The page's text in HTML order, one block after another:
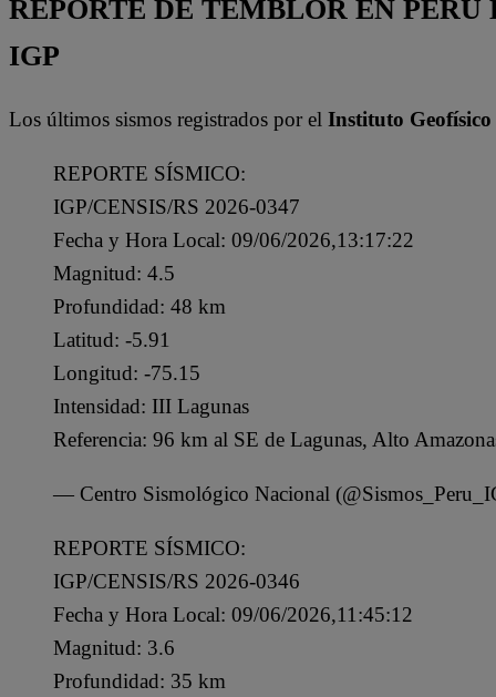
REPORTE DE TEMBLOR EN PERÚ
IGP
Los últimos sismos registrados por el Instituto
REPORTE SÍSMICO:
IGP/CENSIS/RS 2026-0347
Fecha y Hora Local: 09/06/2026,13:17:22
Magnitud: 4.5
Profundidad: 48 km
Latitud: -5.91
Longitud: -75.15
Intensidad: III Lagunas
Referencia: 96 km al SE de Lagunas, Alto
— Centro Sismológico Nacional
REPORTE SÍSMICO:
IGP/CENSIS/RS 2026-0346
Fecha y Hora Local: 09/06/2026,11:45:12
Magnitud: 3.6
Profundidad: 35 km